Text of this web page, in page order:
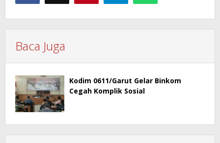
Baca Juga
Kodim 0611/Garut Gelar Binkom
Cegah Komplik Sosial